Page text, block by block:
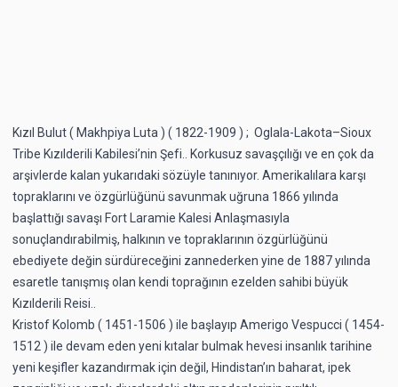
Kızıl Bulut ( Makhpiya Luta ) ( 1822-1909 ) ; Oglala-Lakota–Sioux
Tribe Kızılderili Kabilesi’nin Şefi.. Korkusuz savaşçılığı ve en çok da
arşivlerde kalan yukarıdaki sözüyle tanınıyor. Amerikalılara karşı
topraklarını ve özgürlüğünü savunmak uğruna 1866 yılında
başlattığı savaşı Fort Laramie Kalesi Anlaşmasıyla
sonuçlandırabilmiş, halkının ve topraklarının özgürlüğünü
ebediyete değin sürdüreceğini zannederken yine de 1887 yılında
esaretle tanışmış olan kendi toprağının ezelden sahibi büyük
Kızılderili Reisi..
Kristof Kolomb ( 1451-1506 ) ile başlayıp Amerigo Vespucci ( 1454-
1512 ) ile devam eden yeni kıtalar bulmak hevesi insanlık tarihine
yeni keşifler kazandırmak için değil, Hindistan’ın baharat, ipek